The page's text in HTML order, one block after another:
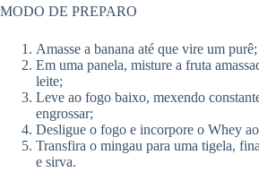
MODO DE PREPARO
Amasse a banana até que vire um purê;
Em uma panela, misture a fruta
leite;
Leve ao fogo baixo, mexendo
engrossar;
Desligue o fogo e incorpore o Whey
Transfira o mingau para uma tigela,
e sirva.